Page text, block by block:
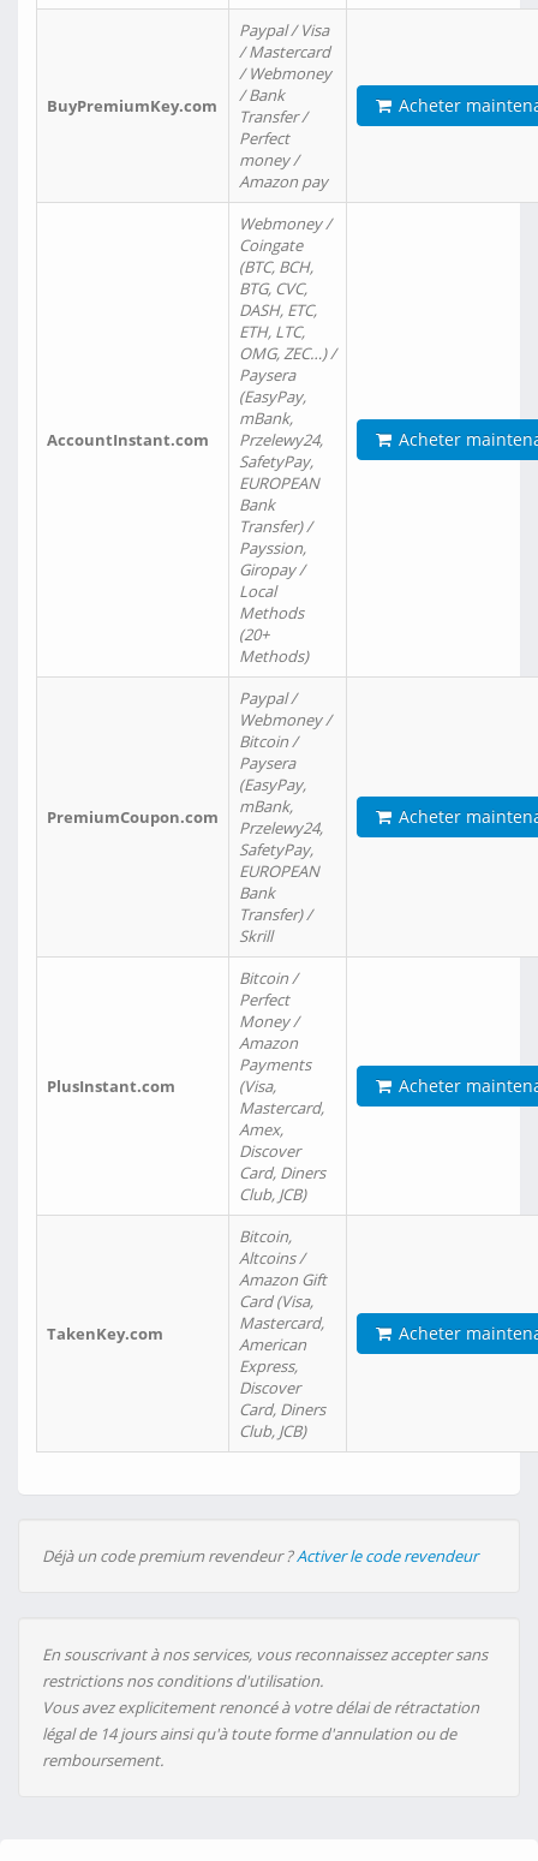
BuyPremiumKey.com
Paypal / Visa
/ Mastercard
/ Webmoney
/ Bank
Transfer /
Perfect
money /
Amazon pay
Acheter
AccountInstant.com
Webmoney /
Coingate
(BTC, BCH,
BTG, CVC,
DASH, ETC,
ETH, LTC,
OMG, ZEC…) /
Paysera
(EasyPay,
mBank,
Przelewy24,
SafetyPay,
EUROPEAN
Bank
Transfer) /
Payssion,
Giropay /
Local
Methods
(20+
Methods)
Acheter
PremiumCoupon.com
Paypal /
Webmoney /
Bitcoin /
Paysera
(EasyPay,
mBank,
Przelewy24,
SafetyPay,
EUROPEAN
Bank
Transfer) /
Skrill
Acheter
PlusInstant.com
Bitcoin /
Perfect
Money /
Amazon
Payments
(Visa,
Mastercard,
Amex,
Discover
Card, Diners
Club, JCB)
Acheter
TakenKey.com
Bitcoin,
Altcoins /
Amazon Gift
Card (Visa,
Mastercard,
American
Express,
Discover
Card, Diners
Club, JCB)
Acheter
Déjà un code premium revendeur ?Activer le code revendeur
En souscrivant à nos services, vous reconnaissez accepter sans
restrictions nos conditions d'utilisation.
Vous avez explicitement renoncé à votre délai de rétractation
légal de 14 jours ainsi qu'à toute forme d'annulation ou de
remboursement.